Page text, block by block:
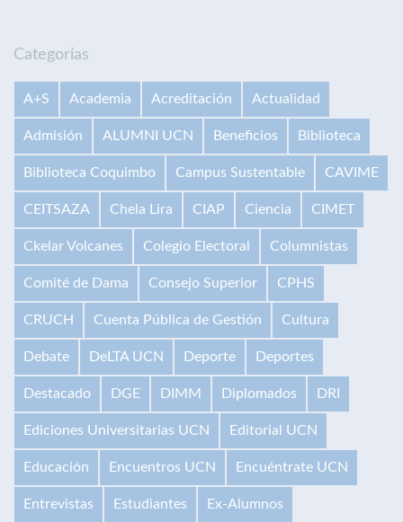
Categorías
A+S Academia Acreditación Actualidad
Admisión ALUMNI UCN Beneficios Biblioteca
Biblioteca Coquimbo Campus Sustentable CAVIME
CEITSAZA Chela Lira CIAP Ciencia CIMET
Ckelar Volcanes Colegio Electoral Columnistas
Comité de Dama Consejo Superior CPHS
CRUCH Cuenta Pública de Gestión Cultura
Debate DeLTA UCN Deporte Deportes
Destacado DGE DIMM Diplomados DRI
Ediciones Universitarias UCN Editorial UCN
Educación Encuentros UCN Encuéntrate UCN
Entrevistas Estudiantes Ex-Alumnos